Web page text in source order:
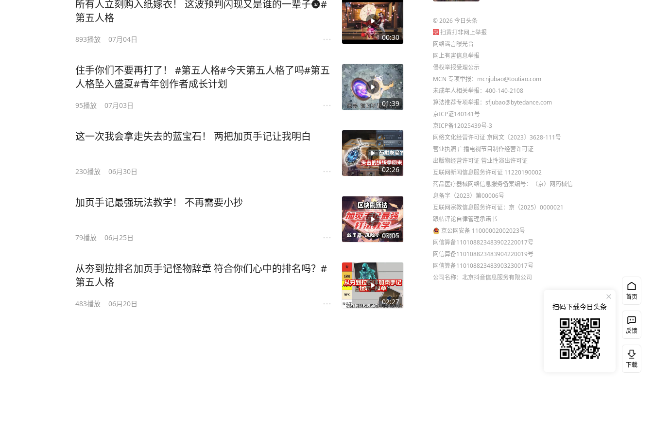
00:30
所有人立刻购入纸嫁衣！ 这波预判闪现又是谁的一辈子🌚#
第五人格
893播放 07月04日
01:39
住手你们不要再打了！ #第五人格#今天第五人格了吗#第五
人格坠入盛夏#青年创作者成长计划
95播放 07月03日
02:26
这一次我会拿走失去的蓝宝石！ 两把加页手记让我明白
230播放 06月30日
03:05
加页手记最强玩法教学！ 不再需要小抄
79播放 06月25日
02:27
从夯到拉排名加页手记怪物辞章 符合你们心中的排名吗？#
第五人格
483播放 06月20日
©2026今日头条
扫黄打非网上举报
网络谣言曝光台
网上有害信息举报
侵权举报受理公示
MCN 专项举报：mcnjubao@toutiao.com
未成年人相关举报：400-140-2108
算法推荐专项举报：sfjubao@bytedance.com
京ICP证140141号
京ICP备12025439号-3
网络文化经营许可证 京网文〔2023〕3628-111号
营业执照 广播电视节目制作经营许可证
出版物经营许可证 营业性演出许可证
互联网新闻信息服务许可证 11220190002
药品医疗器械网络信息服务备案编号：（京）网药械信
息备字（2023）第00006号
互联网宗教信息服务许可证：京（2025）0000021
跟帖评论自律管理承诺书
京公网安备 11000002002023号
网信算备110108823483902220017号
网信算备110108823483904220019号
网信算备110108823483903230017号
公司名称：北京抖音信息服务有限公司
首页
反馈
下载
扫码下载今日头条